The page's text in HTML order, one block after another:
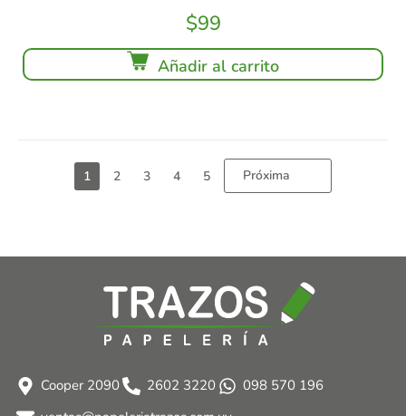
$99
Añadir al carrito
1 2 3 4 5 Próxima
Cooper 2090 2602 3220
098 570 196